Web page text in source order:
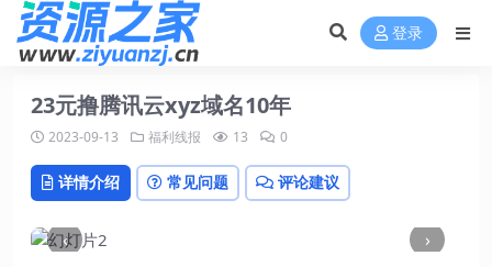
登录
23元撸腾讯云xyz域名10年
2023-09-13 福利线报 13 0
详情介绍 常见问题 评论建议
‹
›